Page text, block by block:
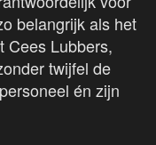
belangrijk als het
Cees Lubbers,
twijfel de
én zijn